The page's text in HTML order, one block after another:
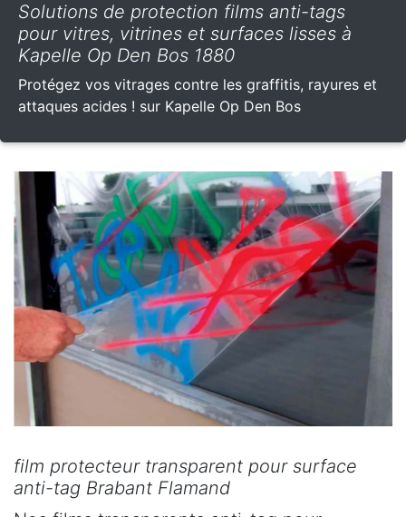
Solutions de protection films anti-tags
pour vitres, vitrines et surfaces lisses à
Kapelle Op Den Bos 1880
Protégez vos vitrages contre les graffitis, rayures et
attaques acides ! sur Kapelle Op Den Bos
film protecteur transparent pour surface
anti-tag Brabant Flamand